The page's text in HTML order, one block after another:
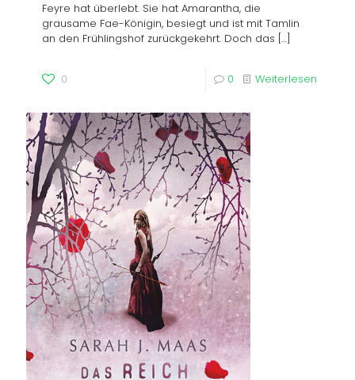
Feyre hat überlebt. Sie hat Amarantha, die
grausame Fae-Königin, besiegt und ist mit Tamlin
an den Frühlingshof zurückgekehrt. Doch das […]
0 0 Weiterlesen